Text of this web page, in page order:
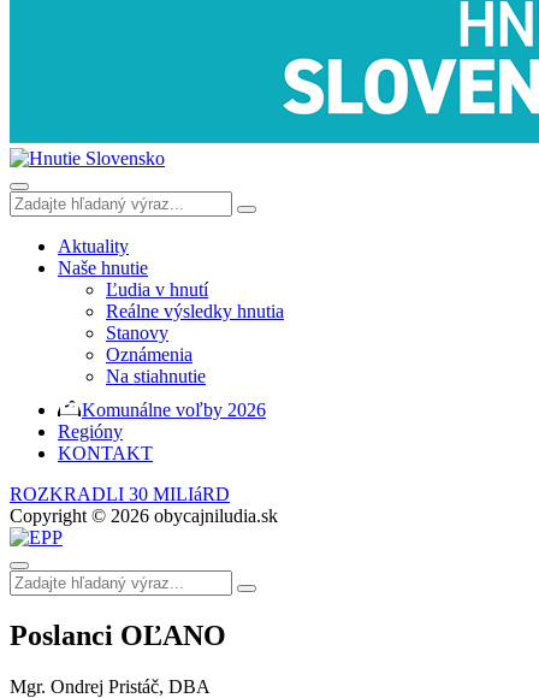
Aktuality
Naše hnutie
Ľudia v hnutí
Reálne výsledky hnutia
Stanovy
Oznámenia
Na stiahnutie
Komunálne voľby 2026
Regióny
KONTAKT
ROZKRADLI 30 MILIáRD
Copyright © 2026 obycajniludia.sk
Poslanci OĽANO
Mgr. Ondrej Pristáč, DBA